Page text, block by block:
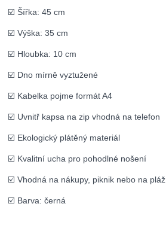
☑️ Šířka: 45 cm
☑️ Výška: 35 cm
☑️ Hloubka: 10 cm
☑️ Dno mírně vyztužené
☑️ Kabelka pojme formát A4
☑️ Uvnitř kapsa na zip vhodná na telefon
☑️ Ekologický plátěný materiál
☑️ Kvalitní ucha pro pohodlné nošení
☑️ Vhodná na nákupy, piknik nebo na pláž
☑️ Barva: černá